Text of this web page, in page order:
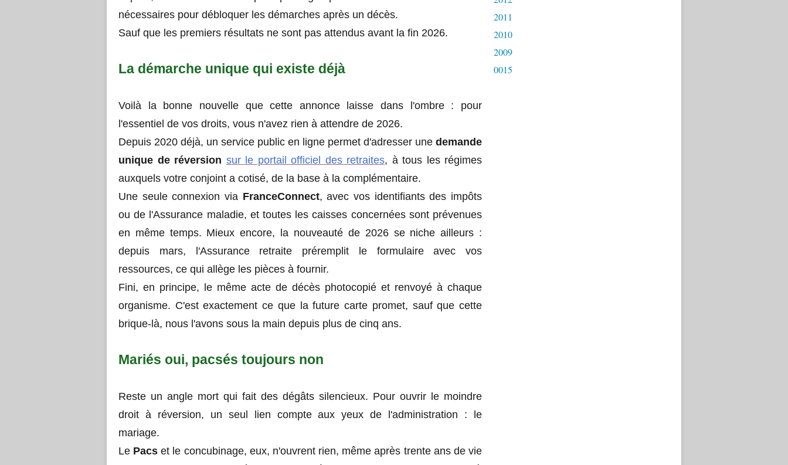
nécessaires pour débloquer les démarches après un décès.
Sauf que les premiers résultats ne sont pas attendus avant la fin 2026.
La démarche unique qui existe déjà
Voilà la bonne nouvelle que cette annonce laisse dans l'ombre : pour
l'essentiel de vos droits, vous n'avez rien à attendre de 2026.
Depuis 2020 déjà, un service public en ligne permet d'adresser une demande
unique de réversion sur le portail officiel des retraites, à tous les régimes
auxquels votre conjoint a cotisé, de la base à la complémentaire.
Une seule connexion via FranceConnect, avec vos identifiants des impôts
ou de l'Assurance maladie, et toutes les caisses concernées sont prévenues
en même temps. Mieux encore, la nouveauté de 2026 se niche ailleurs :
depuis mars, l'Assurance retraite préremplit le formulaire avec vos
ressources, ce qui allège les pièces à fournir.
Fini, en principe, le même acte de décès photocopié et renvoyé à chaque
organisme. C'est exactement ce que la future carte promet, sauf que cette
brique-là, nous l'avons sous la main depuis plus de cinq ans.
Mariés oui, pacsés toujours non
Reste un angle mort qui fait des dégâts silencieux. Pour ouvrir le moindre
droit à réversion, un seul lien compte aux yeux de l'administration : le
mariage.
Le Pacs et le concubinage, eux, n'ouvrent rien, même après trente ans de vie
2011
2010
2009
0015